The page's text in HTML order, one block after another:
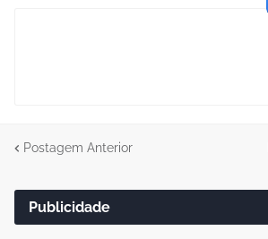
Postagem Anterior
Publicidade